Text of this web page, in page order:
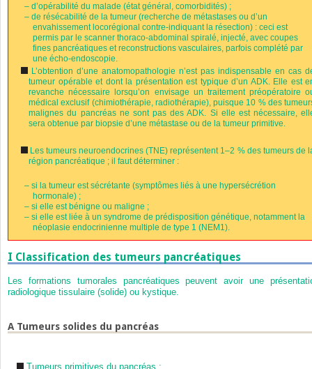
–d’opérabilité du malade (état général, comorbidités) ;
–de résécabilité de la tumeur (recherche de métastases ou d’un
envahissement locorégional contre-indiquant la résection) : ceci est
permis par le scanner thoraco-abdominal spiralé, injecté, avec coupes
fines pancréatiques et reconstructions vasculaires, parfois complété par
une écho-endoscopie.
L’obtention d’une anatomopathologie n’est pas indispensable en cas
tumeur opérable et dont la présentation est typique d’un ADK. Elle est
revanche nécessaire lorsqu’on envisage un traitement préopératoire
médical exclusif (chimiothérapie, radiothérapie), puisque 10 % des
malignes du pancréas ne sont pas des ADK. Si elle est nécessaire,
sera obtenue par biopsie d’une métastase ou de la tumeur primitive.
Les tumeurs neuroendocrines (TNE) représentent 1–2 % des tumeurs de
région pancréatique ; il faut déterminer :
–si la tumeur est sécrétante (symptômes liés à une hypersécrétion
hormonale) ;
–si elle est bénigne ou maligne ;
–si elle est liée à un syndrome de prédisposition génétique, notamment la
néoplasie endocrinienne multiple de type 1 (NEM1).
I Classification des tumeurs pancréatiques
Les formations tumorales pancréatiques peuvent avoir une
radiologique tissulaire (solide) ou kystique.
A Tumeurs solides du pancréas
Tumeurs primitives du pancréas :